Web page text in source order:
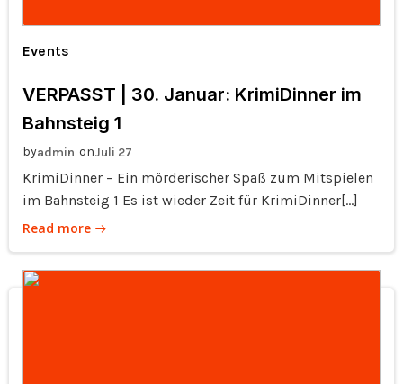
Events
VERPASST | 30. Januar: KrimiDinner im
Bahnsteig 1
byadmin onJuli 27
KrimiDinner – Ein mörderischer Spaß zum Mitspielen
im Bahnsteig 1 Es ist wieder Zeit für KrimiDinner[…]
Read more